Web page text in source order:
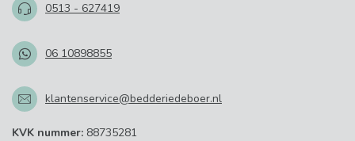
0513 - 627419
06 10898855
klantenservice@bedderiedeboer.nl
KVK nummer: 88735281